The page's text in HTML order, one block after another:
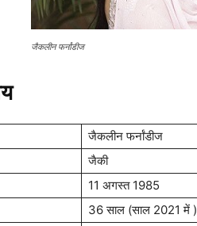
जैकलीन फर्नांडीज
जैकलीन फर्नांडीज
जैकी
11 अगस्त 1985
36 साल (साल 2021 में )